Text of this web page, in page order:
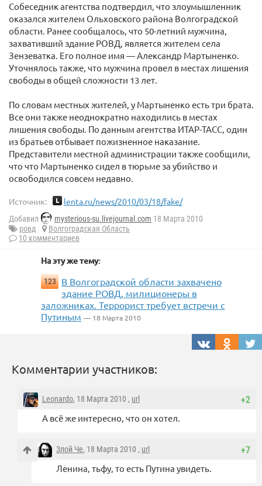
Собеседник агентства подтвердил, что злоумышленник
оказался жителем Ольховского района Волгоградской
области. Ранее сообщалось, что 50-летний мужчина,
захвативший здание РОВД, является жителем села
Зензеватка. Его полное имя — Александр Мартыненко.
Уточнялось также, что мужчина провел в местах лишения
свободы в общей сложности 13 лет.
По словам местных жителей, у Мартыненко есть три брата.
Все они также неоднократно находились в местах
лишения свободы. По данным агентства ИТАР-ТАСС, один
из братьев отбывает пожизненное наказание.
Представители местной администрации также сообщили,
что что Мартыненко сидел в тюрьме за убийство и
освободился совсем недавно.
Источник: lenta.ru/news/2010/03/18/fake/
Добавил mysterious-su.livejournal.com 18 Марта 2010
ровд
Волгоградская Область
10 комментариев
На эту же тему:
123
В Волгоградской области захвачено
здание РОВД, милиционеры в
заложниках. Террорист требует встречи с
Путиным — 18 Марта 2010
Комментарии участников:
+2
Leonardo, 18 Марта 2010 , url
А всё же интересно, что он хотел.
+7
Злой Че, 18 Марта 2010 , url
Ленина, тьфу, то есть Путина увидеть.